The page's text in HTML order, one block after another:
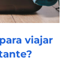
viajar